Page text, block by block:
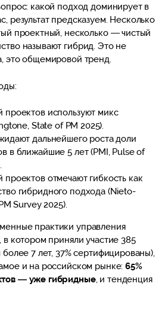
какой подход доминирует в
результат предсказуем. Несколько
проектный, несколько — чистый
называют гибрид. Это не
это общемировой тренд.
проектов используют микс
State of PM 2025).
дальнейшего роста доли
в ближайшие 5 лет (PMI, Pulse of
проектов отмечают гибкость как
гибридного подхода (Nieto-
Survey 2025).
практики управления
котором приняли участие 385
7 лет, 37% сертифицированы),
и на российском рынке:65%
— уже гибридные, и тенденция